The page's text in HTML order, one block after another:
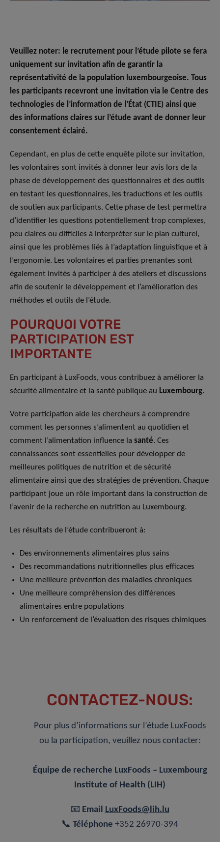
Veuillez noter: le recrutement pour l’étude pilote se fera
uniquement sur invitation afin de garantir la
représentativité de la population luxembourgeoise. Tous
les participants recevront une invitation via le Centre des
technologies de l’information de l’État (CTIE) ainsi que
des informations claires sur l’étude avant de donner leur
consentement éclairé.
Cependant, en plus de cette enquête pilote sur invitation,
les volontaires sont invités à donner leur avis lors de la
phase de développement des questionnaires et des outils
en testant les questionnaires, les traductions et les outils
de soutien aux participants. Cette phase de test permettra
d’identifier les questions potentiellement trop complexes,
peu claires ou difficiles à interpréter sur le plan culturel,
ainsi que les problèmes liés à l’adaptation linguistique et à
l’ergonomie. Les volontaires et parties prenantes sont
également invités à participer à des ateliers et discussions
afin de soutenir le développement et l’amélioration des
méthodes et outils de l’étude.
POURQUOI VOTRE
PARTICIPATION EST
IMPORTANTE
En participant à LuxFoods, vous contribuez à améliorer la
sécurité alimentaire et la santé publique au Luxembourg.
Votre participation aide les chercheurs à comprendre
comment les personnes s’alimentent au quotidien et
comment l’alimentation influence la santé. Ces
connaissances sont essentielles pour développer de
meilleures politiques de nutrition et de sécurité
alimentaire ainsi que des stratégies de prévention. Chaque
participant joue un rôle important dans la construction de
l’avenir de la recherche en nutrition au Luxembourg.
Les résultats de l’étude contribueront à:
Des environnements alimentaires plus sains
Des recommandations nutritionnelles plus efficaces
Une meilleure prévention des maladies chroniques
Une meilleure compréhension des différences
alimentaires entre populations
Un renforcement de l’évaluation des risques chimiques
CONTACTEZ-NOUS:
Pour plus d’informations sur l’étude LuxFoods
ou la participation, veuillez nous contacter:
Équipe de recherche LuxFoods – Luxembourg
Institute of Health (LIH)
📧 Email
LuxFoods@lih.lu
📞 Téléphone +352 26970-394